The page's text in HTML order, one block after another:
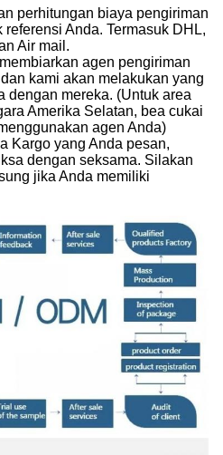
perhitungan biaya pengiriman
Anda. Termasuk DHL,
Air mail.
agen pengiriman
kami akan melakukan yang
dengan mereka. (Untuk area
Amerika Selatan, bea cukai
agen Anda)
Kargo yang Anda pesan,
dengan seksama. Silakan
jika Anda memiliki